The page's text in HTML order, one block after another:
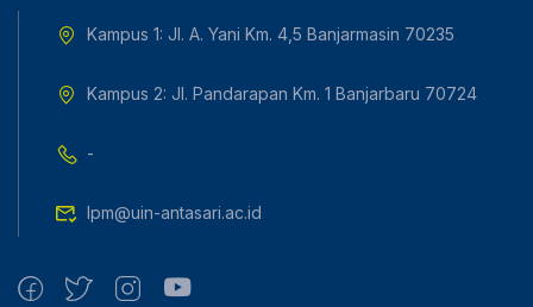
Kampus 1: Jl. A. Yani Km. 4,5 Banjarmasin 70235
Kampus 2: Jl. Pandarapan Km. 1 Banjarbaru 70724
-
lpm@uin-antasari.ac.id